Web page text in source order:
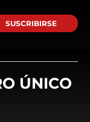
SUSCRIBIRSE
ÚNICO